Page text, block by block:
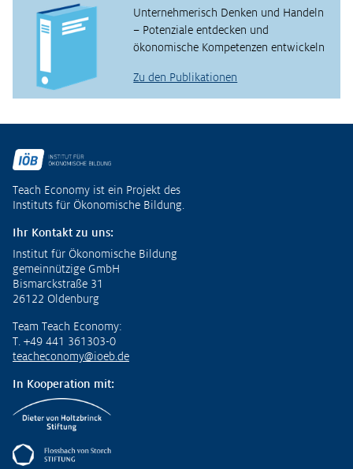
Unternehmerisch Denken und Handeln
– Potenziale entdecken und
ökonomische Kompetenzen entwickeln
Zu den Publikationen
Teach Economy ist ein Projekt des
Instituts für Ökonomische Bildung.
Ihr Kontakt zu uns:
Institut für Ökonomische Bildung
gemeinnützige GmbH
Bismarckstraße 31
26122 Oldenburg
Team Teach Economy:
T. +49 441 361303-0
teacheconomy@ioeb.de
In Kooperation mit: